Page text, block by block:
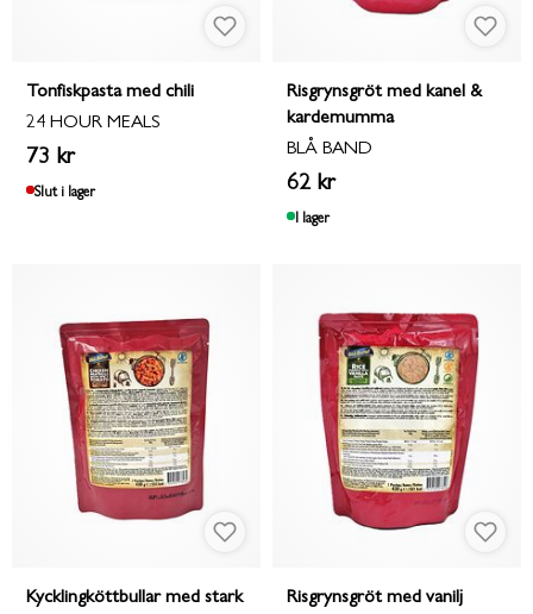
Tonfiskpasta med chili
24 HOUR MEALS
73 kr
Slut i lager
Risgrynsgröt med kanel &
kardemumma
BLÅ BAND
62 kr
I lager
Kycklingköttbullar med stark
Risgrynsgröt med vanilj